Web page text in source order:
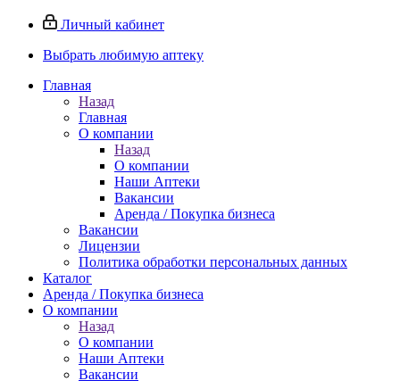
Личный кабинет
Выбрать любимую аптеку
Главная
Назад
Главная
О компании
Назад
О компании
Наши Аптеки
Вакансии
Аренда / Покупка бизнеса
Вакансии
Лицензии
Политика обработки персональных данных
Каталог
Аренда / Покупка бизнеса
О компании
Назад
О компании
Наши Аптеки
Вакансии